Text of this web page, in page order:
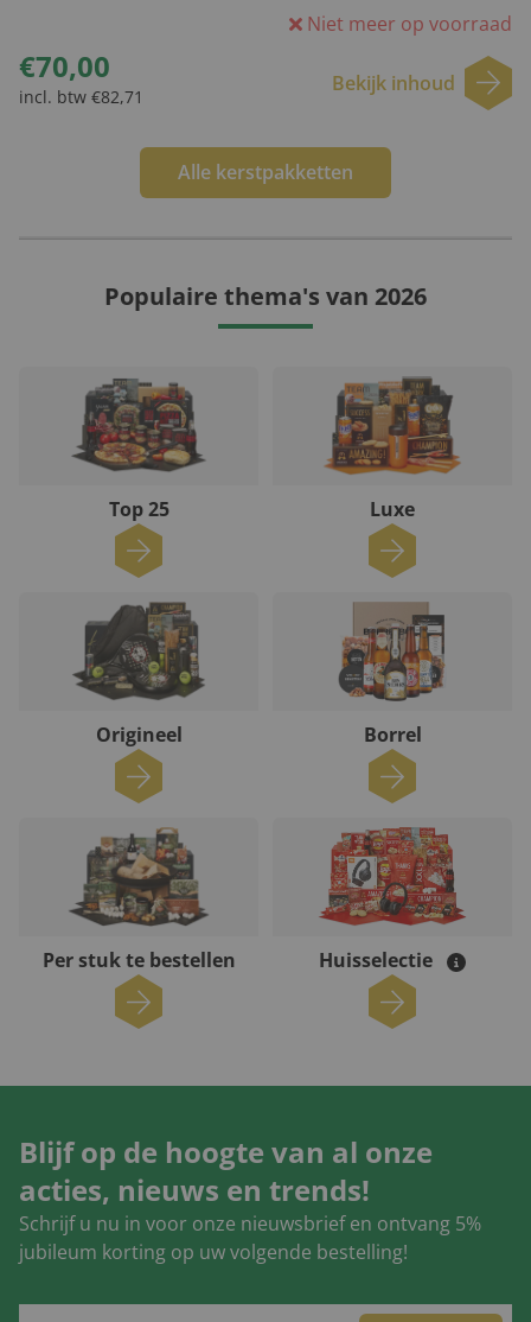
Niet meer op voorraad
€70,00
incl. btw €82,71
Bekijk inhoud
Alle kerstpakketten
Populaire thema's van 2026
Top 25 Luxe
Origineel Borrel
Per stuk te bestellen Huisselectie
Blijf op de hoogte van al onze
acties, nieuws en trends!
Schrijf u nu in voor onze nieuwsbrief en ontvang 5%
jubileum korting op uw volgende bestelling!